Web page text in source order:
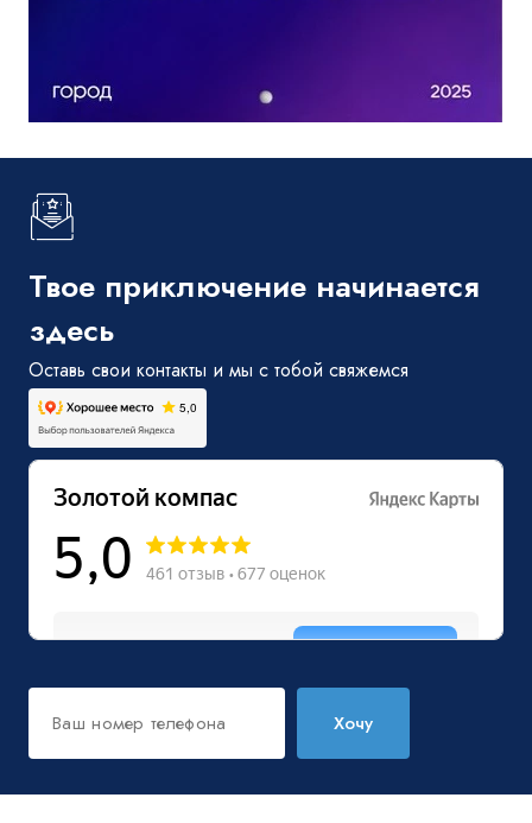
Твое приключение начинается
здесь
Оставь свои контакты и мы с тобой свяжемся
Хочу